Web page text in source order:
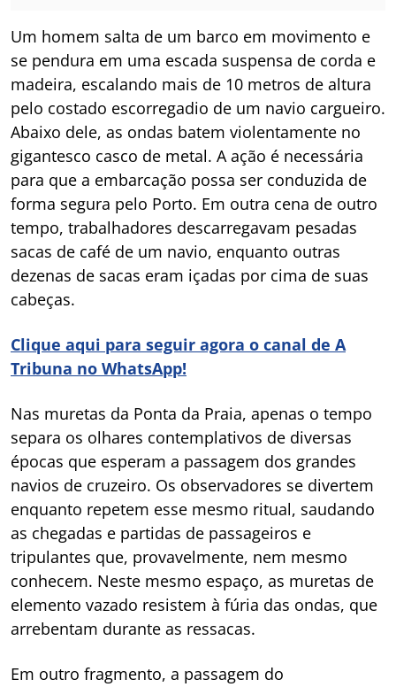
Um homem salta de um barco em movimento e
se pendura em uma escada suspensa de corda e
madeira, escalando mais de 10 metros de altura
pelo costado escorregadio de um navio cargueiro.
Abaixo dele, as ondas batem violentamente no
gigantesco casco de metal. A ação é necessária
para que a embarcação possa ser conduzida de
forma segura pelo Porto. Em outra cena de outro
tempo, trabalhadores descarregavam pesadas
sacas de café de um navio, enquanto outras
dezenas de sacas eram içadas por cima de suas
cabeças.
Clique aqui para seguir agora o canal de A
Tribuna no WhatsApp!
Nas muretas da Ponta da Praia, apenas o tempo
separa os olhares contemplativos de diversas
épocas que esperam a passagem dos grandes
navios de cruzeiro. Os observadores se divertem
enquanto repetem esse mesmo ritual, saudando
as chegadas e partidas de passageiros e
tripulantes que, provavelmente, nem mesmo
conhecem. Neste mesmo espaço, as muretas de
elemento vazado resistem à fúria das ondas, que
arrebentam durante as ressacas.
Em outro fragmento, a passagem do